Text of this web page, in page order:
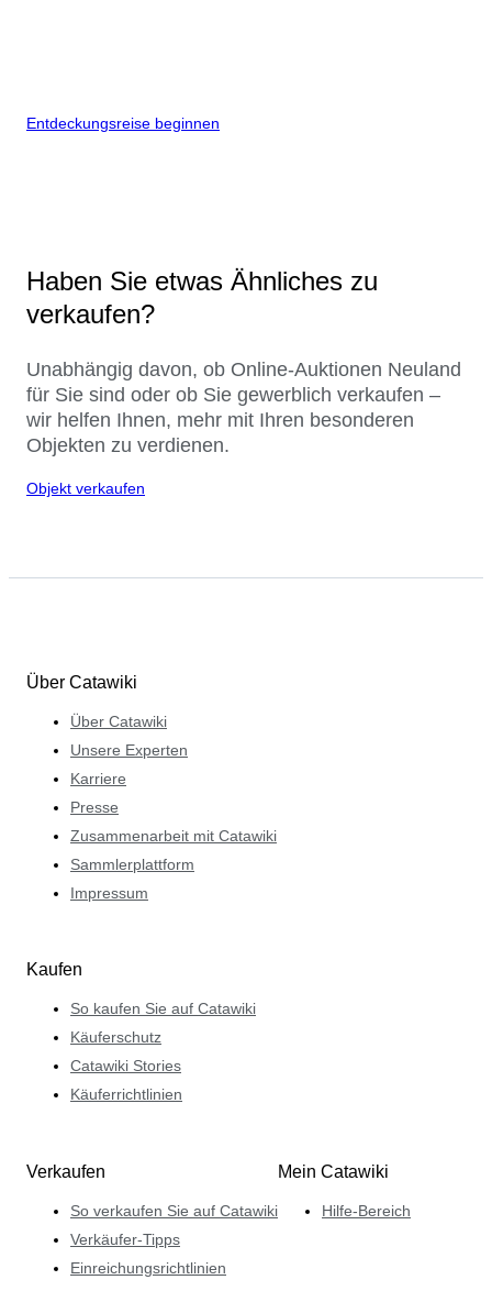
Entdeckungsreise beginnen
Haben Sie etwas Ähnliches zu
verkaufen?
Unabhängig davon, ob Online-Auktionen Neuland
für Sie sind oder ob Sie gewerblich verkaufen –
wir helfen Ihnen, mehr mit Ihren besonderen
Objekten zu verdienen.
Objekt verkaufen
Über Catawiki
Über Catawiki
Unsere Experten
Karriere
Presse
Zusammenarbeit mit Catawiki
Sammlerplattform
Impressum
Kaufen
So kaufen Sie auf Catawiki
Käuferschutz
Catawiki Stories
Käuferrichtlinien
Verkaufen
So verkaufen Sie auf Catawiki
Verkäufer-Tipps
Einreichungsrichtlinien
Mein Catawiki
Hilfe-Bereich